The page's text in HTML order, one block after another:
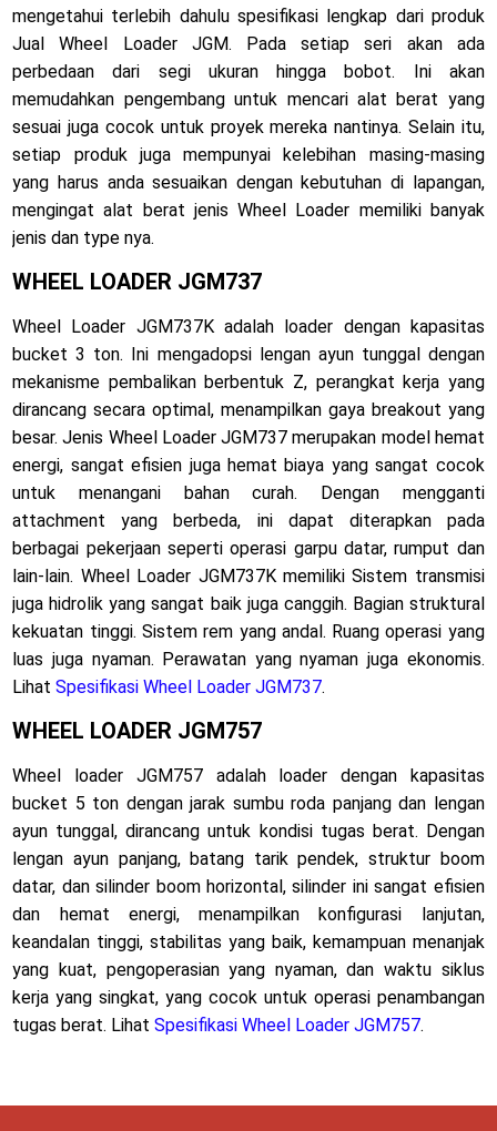
mengetahui terlebih dahulu spesifikasi lengkap dari produk
Jual Wheel Loader JGM. Pada setiap seri akan ada
perbedaan dari segi ukuran hingga bobot. Ini akan
memudahkan pengembang untuk mencari alat berat yang
sesuai juga cocok untuk proyek mereka nantinya. Selain itu,
setiap produk juga mempunyai kelebihan masing-masing
yang harus anda sesuaikan dengan kebutuhan di lapangan,
mengingat alat berat jenis Wheel Loader memiliki banyak
jenis dan type nya.
WHEEL LOADER JGM737
Wheel Loader JGM737K adalah loader dengan kapasitas
bucket 3 ton. Ini mengadopsi lengan ayun tunggal dengan
mekanisme pembalikan berbentuk Z, perangkat kerja yang
dirancang secara optimal, menampilkan gaya breakout yang
besar. Jenis Wheel Loader JGM737 merupakan model hemat
energi, sangat efisien juga hemat biaya yang sangat cocok
untuk menangani bahan curah. Dengan mengganti
attachment yang berbeda, ini dapat diterapkan pada
berbagai pekerjaan seperti operasi garpu datar, rumput dan
lain-lain. Wheel Loader JGM737K memiliki Sistem transmisi
juga hidrolik yang sangat baik juga canggih. Bagian struktural
kekuatan tinggi. Sistem rem yang andal. Ruang operasi yang
luas juga nyaman. Perawatan yang nyaman juga ekonomis.
LihatSpesifikasi Wheel Loader JGM737.
WHEEL LOADER JGM757
Wheel loader JGM757 adalah loader dengan kapasitas
bucket 5 ton dengan jarak sumbu roda panjang dan lengan
ayun tunggal, dirancang untuk kondisi tugas berat. Dengan
lengan ayun panjang, batang tarik pendek, struktur boom
datar, dan silinder boom horizontal, silinder ini sangat efisien
dan hemat energi, menampilkan konfigurasi lanjutan,
keandalan tinggi, stabilitas yang baik, kemampuan menanjak
yang kuat, pengoperasian yang nyaman, dan waktu siklus
kerja yang singkat, yang cocok untuk operasi penambangan
tugas berat. LihatSpesifikasi Wheel Loader JGM757.